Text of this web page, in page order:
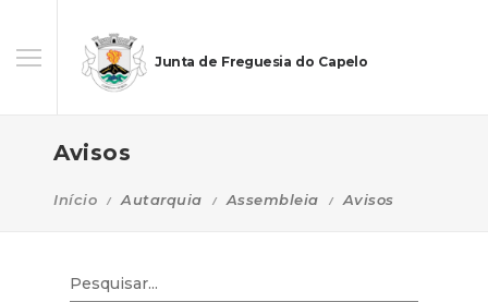
Junta de Freguesia do Capelo
Avisos
Início Autarquia Assembleia Avisos